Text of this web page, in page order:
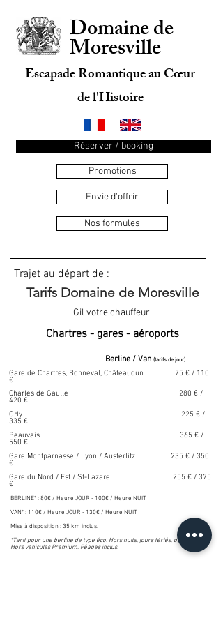
Domaine de
Moresville
Escapade Romantique au Cœur
de l'Histoire
Réserver / booking
Promotions
Envie d'offrir
Nos formules
Trajet au départ de :
Tarifs Domaine de Moresville
Gil votre chauffeur
Chartres - gares - aéroports
Berline / Van (tarifs de jour)
Gare de Chartres, Bonneval, Châteaudun 75 € / 110
€
Charles de Gaulle 280 € /
420 €
Orly 225 € /
335 €
Beauvais 365 € /
550 €
Gare Montparnasse / Lyon / Austerlitz 235 € / 350
€
Gare du Nord / Est / St-Lazare 255 € / 375
€
BERLINE* : 80€ / Heure JOUR - 100€ / Heure NUIT
VAN* : 110€ / Heure JOUR - 130€ / Heure NUIT
Mise à disposition : 35 km inclus.
*Tarif pour une berline de type éco. Hors nuits, jours fériés, grèves.
Hors véhicules Premium. Péages inclus.